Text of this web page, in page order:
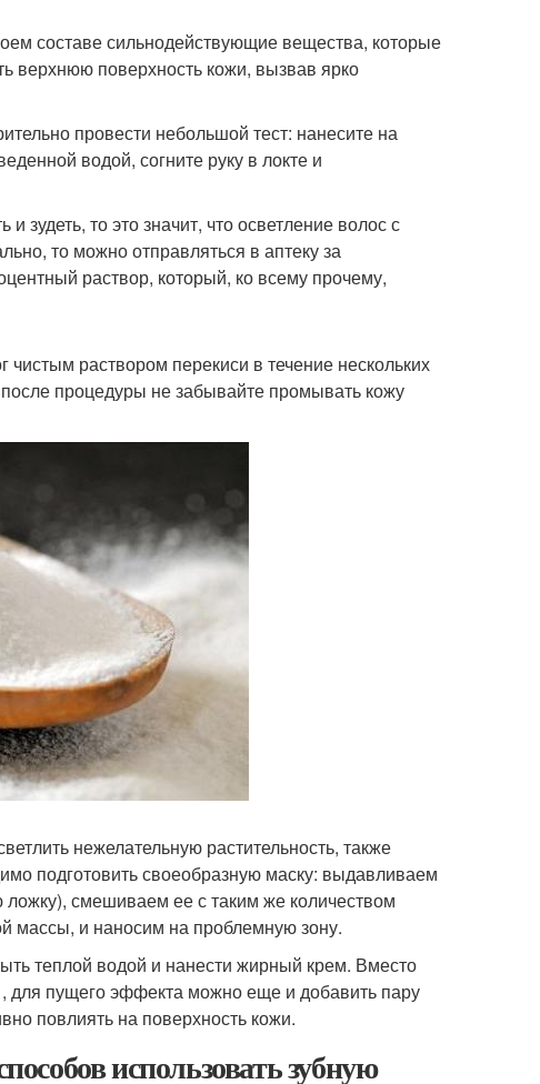
составе сильнодействующие вещества, которые
верхнюю поверхность кожи, вызвав ярко
провести небольшой тест: нанесите на
водой, согните руку в локте и
зудеть, то это значит, что осветление волос с
то можно отправляться в аптеку за
раствор, который, ко всему прочему,
раствором перекиси в течение нескольких
процедуры не забывайте промывать кожу
нежелательную растительность, также
подготовить своеобразную маску: выдавливаем
ложку), смешиваем ее с таким же количеством
массы, и наносим на проблемную зону.
теплой водой и нанести жирный крем. Вместо
для пущего эффекта можно еще и добавить пару
повлиять на поверхность кожи.
использовать зубную